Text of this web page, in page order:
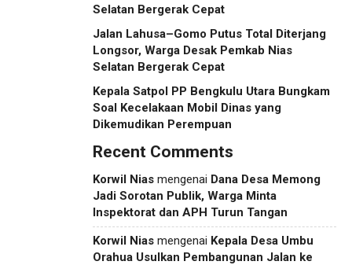
Selatan Bergerak Cepat
Jalan Lahusa–Gomo Putus Total Diterjang
Longsor, Warga Desak Pemkab Nias
Selatan Bergerak Cepat
Kepala Satpol PP Bengkulu Utara Bungkam
Soal Kecelakaan Mobil Dinas yang
Dikemudikan Perempuan
Recent Comments
Korwil Nias mengenai Dana Desa Memong
Jadi Sorotan Publik, Warga Minta
Inspektorat dan APH Turun Tangan
Korwil Nias mengenai Kepala Desa Umbu
Orahua Usulkan Pembangunan Jalan ke